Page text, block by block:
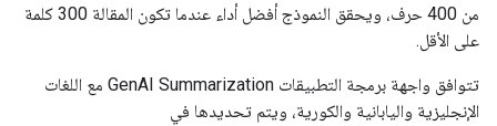
من 400 حرف، ويحقق النموذج أفضل أداء عندما تكون المقالة 300 كلمة
على الأقل.
تتوافق واجهة برمجة التطبيقات GenAI Summarization مع اللغات
الإنجليزية واليابانية والكورية، ويتم تحديدها في